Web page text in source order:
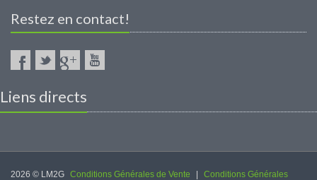
Restez en contact!
Liens directs
2026 © LM2G Conditions Générales de Vente Conditions Générales